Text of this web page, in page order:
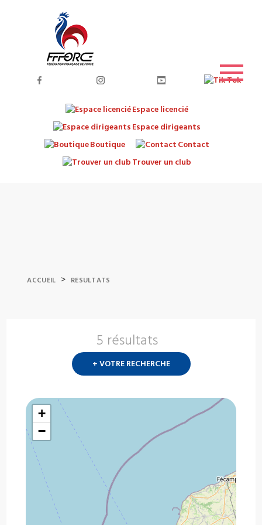
Espace licencié
Espace dirigeants
Boutique
Contact
Trouver un club
ACCUEIL > RESULTATS
5 résultats
+ VOTRE RECHERCHE
+
−